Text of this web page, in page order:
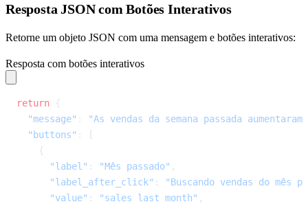
Resposta JSON com Botões Interativos
Retorne um objeto JSON com uma mensagem e botões interativos:
Resposta com botões interativos
return {
  "message"
:
"As vendas da semana passada aumentaram
  "buttons"
: [
    {
      "label"
: "Mês passado" ,
      "label_after_click"
:
"Buscando vendas do mês
      "value"
: "sales last month" ,